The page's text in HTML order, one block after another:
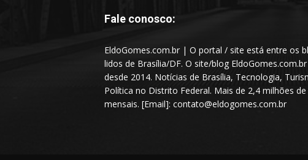
Fale conosco:
EldoGomes.com.br | O portal / site está entre os
lidos de Brasília/DF. O site/blog EldoGomes.com.br
desde 2014. Notícias de Brasília, Tecnologia,
Política no Distrito Federal. Mais de 2,4 milhões de
mensais. [Email]: contato@eldogomes.com.br